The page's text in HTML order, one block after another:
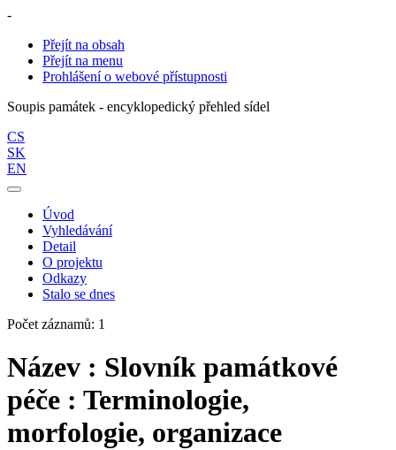
-
Přejít na obsah
Přejít na menu
Prohlášení o webové přístupnosti
Soupis památek - encyklopedický přehled sídel
CS
SK
EN
Úvod
Vyhledávání
Detail
O projektu
Odkazy
Stalo se dnes
Počet záznamů: 1
Název : Slovník památkové
péče : Terminologie,
morfologie, organizace